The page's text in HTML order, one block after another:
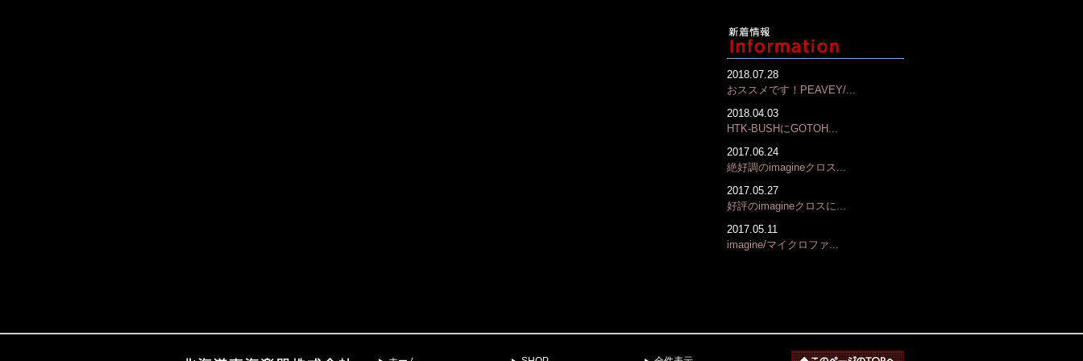
2018.07.28
おススメです！PEAVEY/...
2018.04.03
HTK-BUSHにGOTOH...
2017.06.24
絶好調のimagineクロス...
2017.05.27
好評のimagineクロスに...
2017.05.11
imagine/マイクロファ...